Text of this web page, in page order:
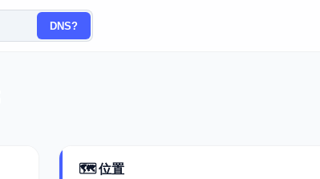
DNS?
🗺️ 位置